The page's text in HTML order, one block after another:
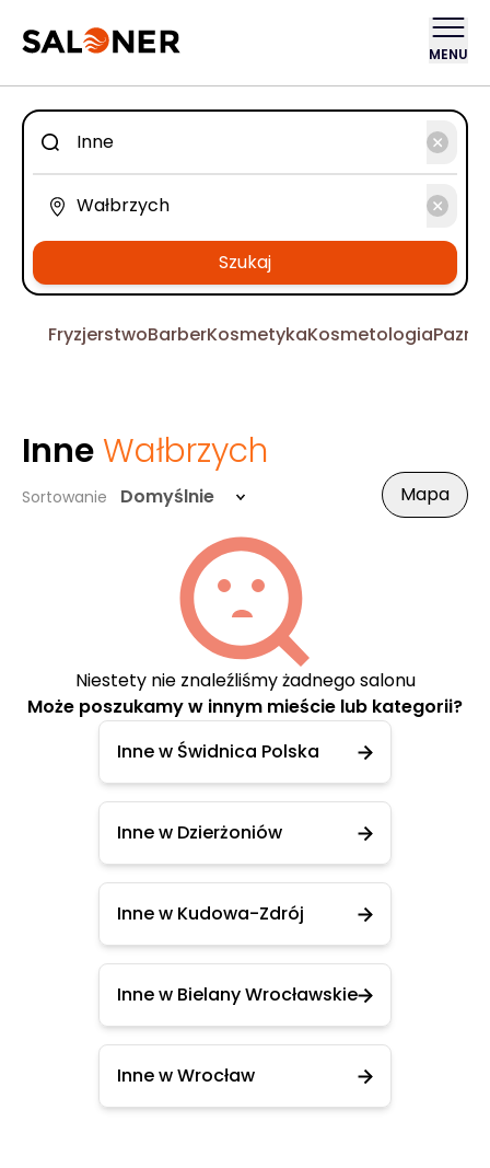
MENU
Szukaj
FryzjerstwoBarberKosmetykaKosmetologia
Inne Wałbrzych
Sortowanie Domyślnie Mapa
Niestety nie znaleźliśmy żadnego salonu
Może poszukamy w innym mieście lub kategorii?
Inne w Świdnica Polska
Inne w Dzierżoniów
Inne w Kudowa-Zdrój
Inne w Bielany Wrocławskie
Inne w Wrocław